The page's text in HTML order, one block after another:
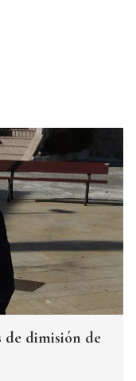
de dimisión de